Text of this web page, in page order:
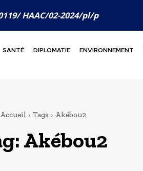
HAAC/02-2024/pl/p
SANTÉ DIPLOMATIE ENVIRONNEMENT
Accueil Tags Akébou2
Akébou2